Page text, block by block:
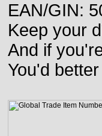
EAN/GIN:
Keep your
And if
You'd